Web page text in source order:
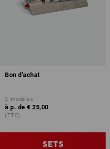
Bon d'achat
2 modèles
à p. de € 25,00
(TTC)
SETS